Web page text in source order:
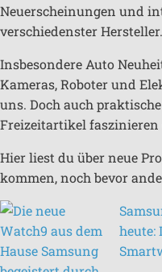
Neuerscheinungen und
verschiedenster Hersteller.
Insbesondere Auto
Kameras, Roboter und
uns. Doch auch
Freizeitartikel faszinieren
Hier liest du über neue
kommen, noch bevor
heute: